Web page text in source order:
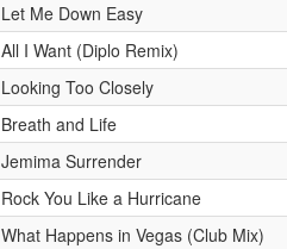
Let Me Down Easy
All I Want (Diplo Remix)
Looking Too Closely
Breath and Life
Jemima Surrender
Rock You Like a Hurricane
What Happens in Vegas (Club Mix)